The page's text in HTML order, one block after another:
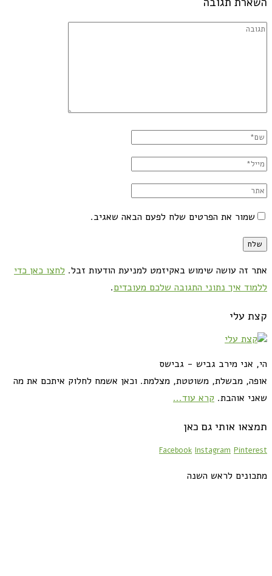
שמור את הפרטים שלח לפעם הבאה שאגיב.
אתר זה עושה שימוש באקיזמט למניעת הודעות זבל. לחצו כאן כדי
ללמוד איך נתוני התגובה שלכם מעובדים.
קצת עלי
הי, אני מירב גביש - גבישס
אופה, מבשלת, משוטטת, מצלמת. וכאן אשמח לחלוק איתכם את מה
שאני אוהבת. קרא עוד...
תמצאו אותי גם כאן
Facebook Instagram Pinterest
מתכונים לראש השנה